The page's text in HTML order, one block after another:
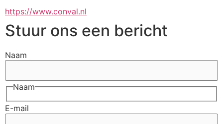
https://www.conval.nl
Stuur ons een bericht
Naam
Naam
E-mail